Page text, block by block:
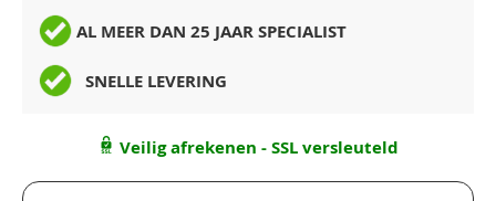
AL MEER DAN 25 JAAR SPECIALIST
SNELLE LEVERING
Veilig afrekenen - SSL versleuteld